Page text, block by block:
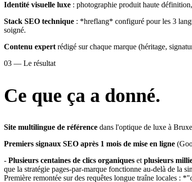
Identité visuelle luxe : photographie produit haute
Stack SEO technique : *hreflang* configuré pour les 3
soigné.
Contenu expert rédigé sur chaque marque (héritage,
03 — Le résultat
Ce que ça a donné.
Site multilingue de référence dans l'optique de luxe à
Premiers signaux SEO après 1 mois de mise en ligne
- Plusieurs centaines de clics organiques et plusieurs
que la stratégie pages-par-marque fonctionne au-delà de la
Première remontée sur des requêtes longue traîne locales :